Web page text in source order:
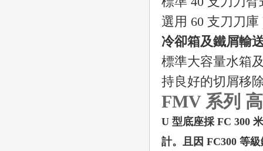
選用 60 支刀刀庫
冷卻箱及鐵屑輸
標準大容量水箱
持良好的切屑移
FMV 系列
U 型底座採 FC 300
計。且因 FC300 等